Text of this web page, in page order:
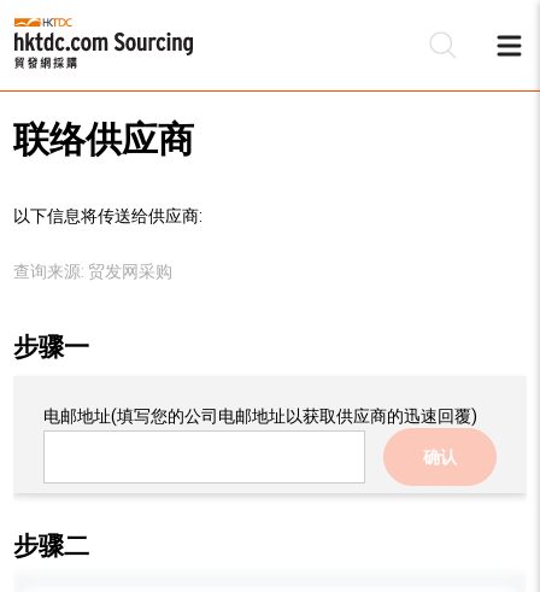
联络供应商
以下信息将传送给供应商:
查询来源: 贸发网采购
步骤一
电邮地址(填写您的公司电邮地址以获取供应商的迅速回覆)
确认
步骤二